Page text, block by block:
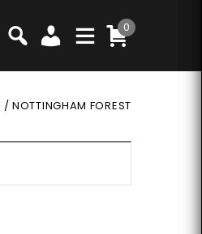
0
/NOTTINGHAM FOREST